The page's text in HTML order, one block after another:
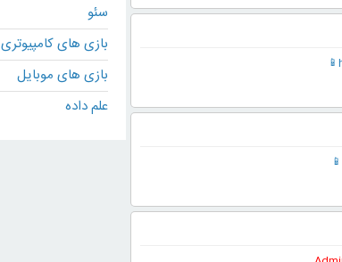
سئو
بازی های کامپیوتری
بازی های موبایل
علم داده